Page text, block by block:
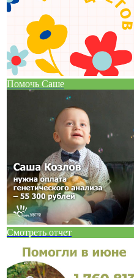
Помочь Саше
Смотреть отчет